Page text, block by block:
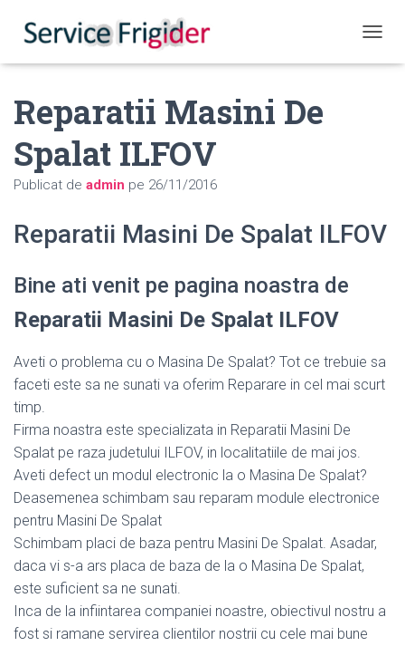
Reparatii Masini De
Spalat ILFOV
Publicat de admin pe 26/11/2016
Reparatii Masini De Spalat ILFOV
Bine ati venit pe pagina noastra de
Reparatii Masini De Spalat ILFOV
Aveti o problema cu o Masina De Spalat? Tot ce trebuie sa
faceti este sa ne sunati va oferim Reparare in cel mai scurt
timp.
Firma noastra este specializata in Reparatii Masini De
Spalat pe raza judetului ILFOV, in localitatiile de mai jos.
Aveti defect un modul electronic la o Masina De Spalat?
Deasemenea schimbam sau reparam module electronice
pentru Masini De Spalat
Schimbam placi de baza pentru Masini De Spalat. Asadar,
daca vi s-a ars placa de baza de la o Masina De Spalat,
este suficient sa ne sunati.
Inca de la infiintarea companiei noastre, obiectivul nostru a
fost si ramane servirea clientilor nostrii cu cele mai bune